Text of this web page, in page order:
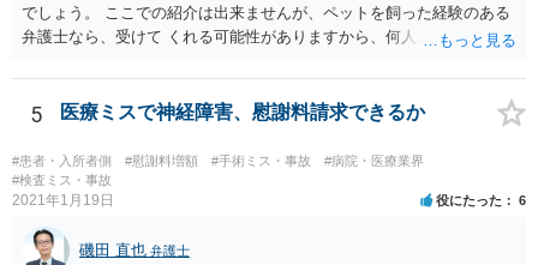
でしょう。 ここでの紹介は出来ませんが、ペットを飼った経験のある
弁護士なら、受けて くれる可能性がありますから、何人か問い合わせ
5 医療ミスで神経障害、慰謝料請求できるか
#患者・入所者側 #慰謝料増額 #手術ミス・事故
#病院・医療業界
#検査ミス・事故
2021年1月19日 役にたった 6
磯田 直也 弁護士